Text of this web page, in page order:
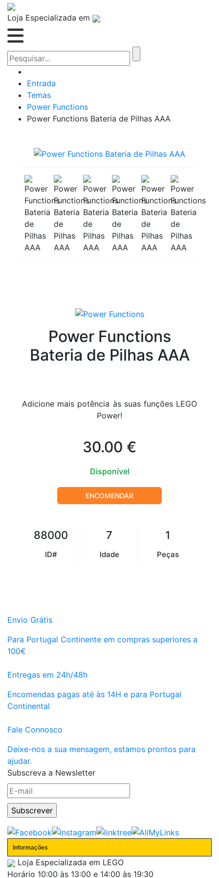
Loja Especializada em
Entrada
Temas
Power Functions
Power Functions Bateria de Pilhas AAA
Power Functions
Bateria de Pilhas AAA
Adicione mais potência às suas funções LEGO
Power!
30.00 €
Disponível
ENCOMENDAR
88000
ID#
7
Idade
1
Peças
Envio Grátis
Para Portugal Continente em compras superiores a
100€
Entregas em 24h/48h
Encomendas pagas até às 14H e para Portugal
Continental
Fale Connosco
Deixe-nos a sua mensagem, estamos prontos para
ajudar.
Subscreva a Newsletter
Informações
Loja Especializada em LEGO
Horário 10:00 às 13:00 e 14:00 às 19:30